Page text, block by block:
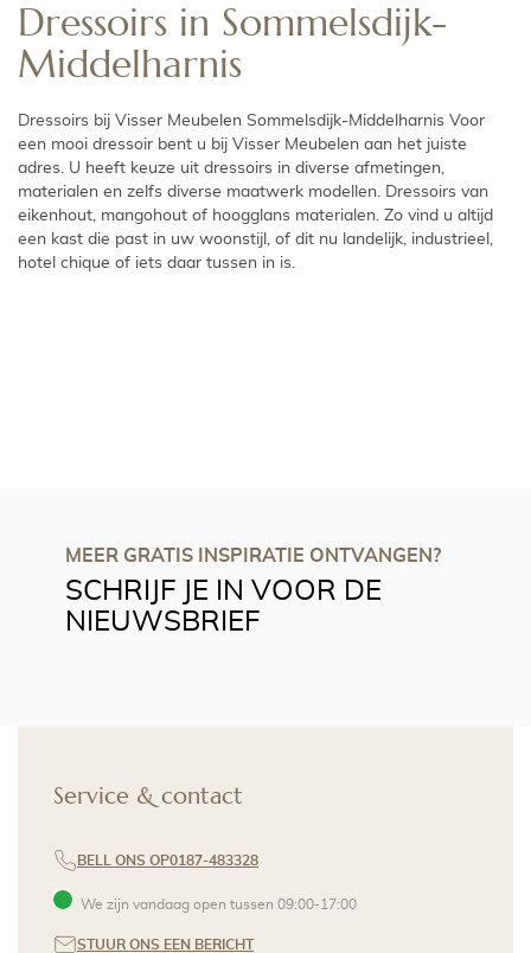
Dressoirs in Sommelsdijk-
Middelharnis
Dressoirs bij Visser Meubelen Sommelsdijk-Middelharnis Voor
een mooi dressoir bent u bij Visser Meubelen aan het juiste
adres. U heeft keuze uit dressoirs in diverse afmetingen,
materialen en zelfs diverse maatwerk modellen. Dressoirs van
eikenhout, mangohout of hoogglans materialen. Zo vind u altijd
een kast die past in uw woonstijl, of dit nu landelijk, industrieel,
hotel chique of iets daar tussen in is.
Service & contact
BELL ONS OP0187-483328
We zijn vandaag open tussen 09:00-17:00
STUUR ONS EEN BERICHT
MEER GRATIS INSPIRATIE ONTVANGEN?
SCHRIJF JE IN VOOR DE
NIEUWSBRIEF